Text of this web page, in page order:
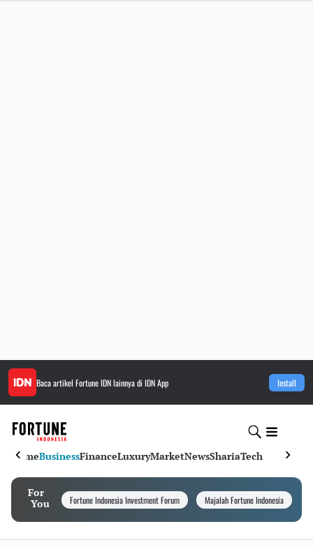
Baca artikel Fortune IDNlainnya di IDN App Install
HomeBusinessFinanceLuxuryMarketNewsShariaTech
For
You
Fortune Indonesia Investment Forum Majalah Fortune Indonesia